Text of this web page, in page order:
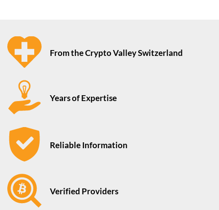
From the Crypto Valley Switzerland
Years of Expertise
Reliable Information
Verified Providers